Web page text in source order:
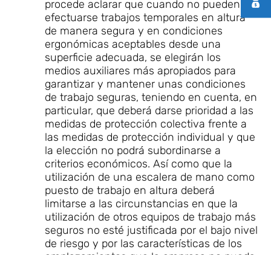
procede aclarar que cuando no pueden
efectuarse trabajos temporales en altura
de manera segura y en condiciones
ergonómicas aceptables desde una
superficie adecuada, se elegirán los
medios auxiliares más apropiados para
garantizar y mantener unas condiciones
de trabajo seguras, teniendo en cuenta, en
particular, que deberá darse prioridad a las
medidas de protección colectiva frente a
las medidas de protección individual y que
la elección no podrá subordinarse a
criterios económicos. Así como que la
utilización de una escalera de mano como
puesto de trabajo en altura deberá
limitarse a las circunstancias en que la
utilización de otros equipos de trabajo más
seguros no esté justificada por el bajo nivel
de riesgo y por las características de los